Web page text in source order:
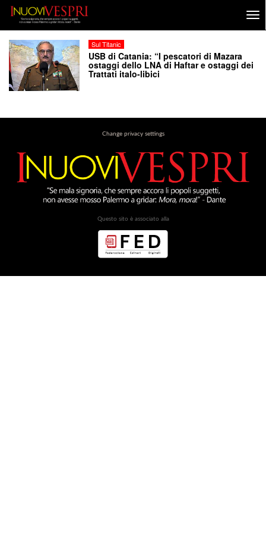
Sul Titanic
USB di Catania: “I pescatori di Mazara
ostaggi dello LNA di Haftar e ostaggi dei
Trattati italo-libici
Change privacy settings
Questo sito è associato alla